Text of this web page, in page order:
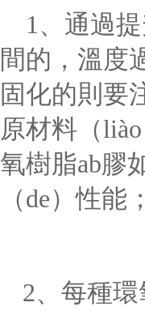
1 、 通過
間的，溫度
固化的則要
原材料（
氧樹脂ab膠
（de）性能；
2、 每種環